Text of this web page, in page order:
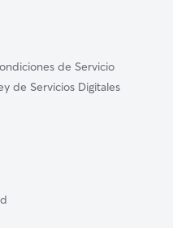
de Servicio
de Servicios Digitales